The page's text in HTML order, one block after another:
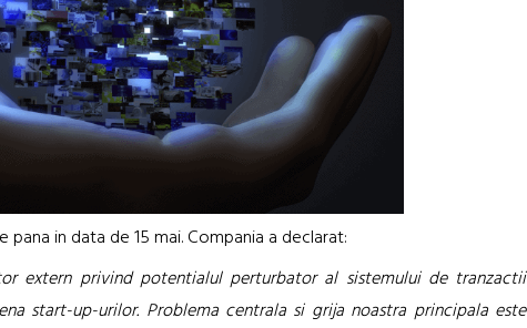
in data de 15 mai. Compania a declarat:
extern privind potentialul perturbator al sistemului de tranzactii
start-up-urilor. Problema centrala si grija noastra principala este